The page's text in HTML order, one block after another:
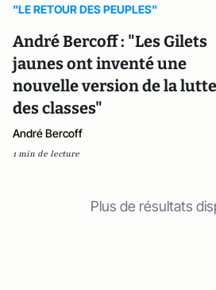
"LE RETOUR DES PEUPLES"
André Bercoff : "Les Gilets
jaunes ont inventé une
nouvelle version de la lutte
des classes"
André Bercoff
1 min de lecture
Plus de résultats